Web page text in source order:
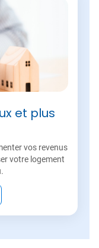
et plus
vos revenus
votre logement